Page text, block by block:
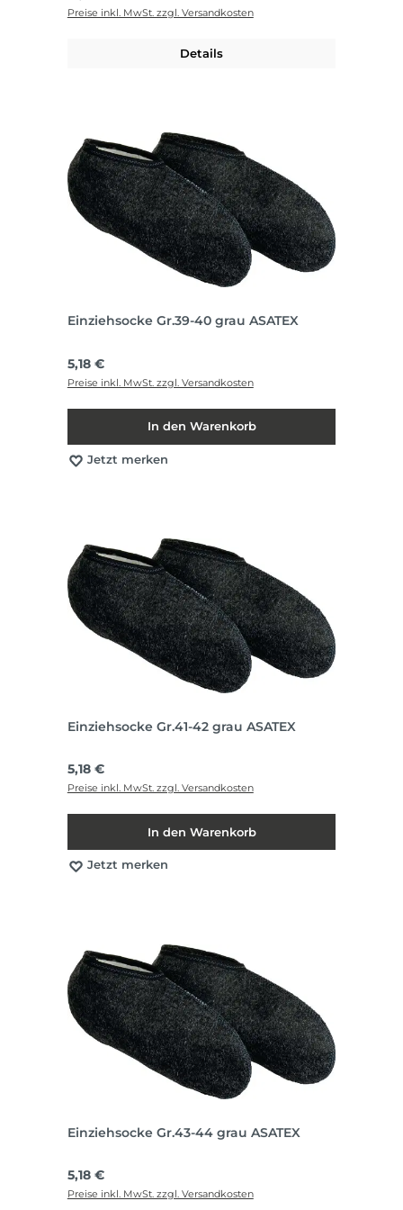
Preise inkl. MwSt. zzgl. Versandkosten
Details
Einziehsocke Gr.39-40 grau ASATEX
Regulärer Preis:
5,18 €
Preise inkl. MwSt. zzgl. Versandkosten
In den Warenkorb
Jetzt merken
Einziehsocke Gr.41-42 grau ASATEX
Regulärer Preis:
5,18 €
Preise inkl. MwSt. zzgl. Versandkosten
In den Warenkorb
Jetzt merken
Einziehsocke Gr.43-44 grau ASATEX
Regulärer Preis:
5,18 €
Preise inkl. MwSt. zzgl. Versandkosten